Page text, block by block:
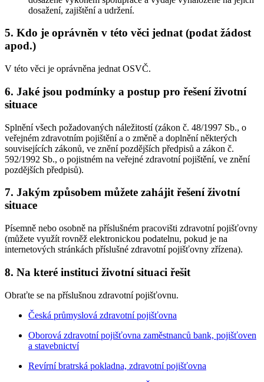
dosažení, zajištění a udržení.
5. Kdo je oprávněn v této věci jednat (podat žádost
apod.)
V této věci je oprávněna jednat OSVČ.
6. Jaké jsou podmínky a postup pro řešení životní
situace
Splnění všech požadovaných náležitostí (zákon č. 48/1997 Sb., o
veřejném zdravotním pojištění a o změně a doplnění některých
souvisejících zákonů, ve znění pozdějších předpisů a zákon č.
592/1992 Sb., o pojistném na veřejné zdravotní pojištění, ve znění
pozdějších předpisů).
7. Jakým způsobem můžete zahájit řešení životní
situace
Písemně nebo osobně na příslušném pracovišti zdravotní pojišťovny
(můžete využít rovněž elektronickou podatelnu, pokud je na
internetových stránkách příslušné zdravotní pojišťovny zřízena).
8. Na které instituci životní situaci řešit
Obraťte se na příslušnou zdravotní pojišťovnu.
Česká průmyslová zdravotní pojišťovna
Oborová zdravotní pojišťovna zaměstnanců bank, pojišťoven
a stavebnictví
Revírní bratrská pokladna, zdravotní pojišťovna